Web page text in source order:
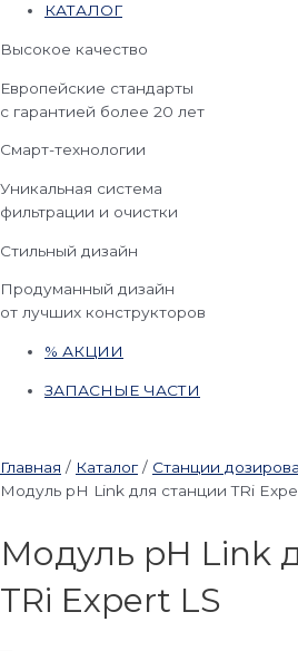
КАТАЛОГ
Высокое качество
Европейские стандарты
с гарантией более 20 лет
Смарт-технологии
Уникальная система
фильтрации и очистки
Стильный дизайн
Продуманный дизайн
от лучших конструкторов
% АКЦИИ
ЗАПАСНЫЕ ЧАСТИ
Главная / Каталог / Станции
Модуль pH Link для станции TRi
Модуль pH Link
TRi Expert LS